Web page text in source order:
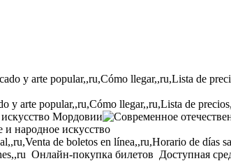
y arte popular,,ru,Cómo llegar,,ru,Lista de
Мордовии
и народное искусство
de boletos en línea,,ru,Horario de días
Онлайн-покупка билетов Доступная